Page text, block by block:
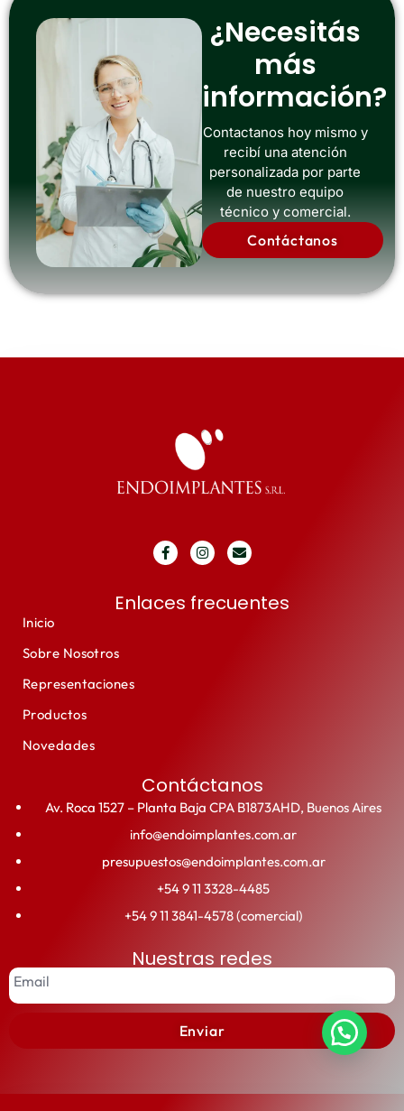
¿Necesitás
más
información?
Contactanos hoy mismo y
recibí una atención
personalizada por parte
de nuestro equipo
técnico y comercial.
Contáctanos
Enlaces frecuentes
Inicio
Sobre Nosotros
Representaciones
Productos
Novedades
Contáctanos
Av. Roca 1527 – Planta Baja CPA B1873AHD, Buenos Aires
info@endoimplantes.com.ar
presupuestos@endoimplantes.com.ar
+54 9 11 3328-4485
+54 9 11 3841-4578 (comercial)
Nuestras redes
Enviar